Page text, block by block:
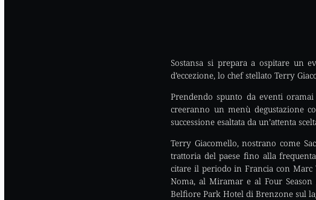
Sostansa si prepara a ospitare un
d’eccezione, lo chef stellato Terry
Prendendo spunto da eventi
creeranno un menù degustazione
successione esaltata da un’attenta
Terry Giacomello, nostrano come
trattoria del paese fino alla
citare il periodo in Francia con
Noma, al Miramar e al Four
Belfiore Park Hotel di Brenzone sul